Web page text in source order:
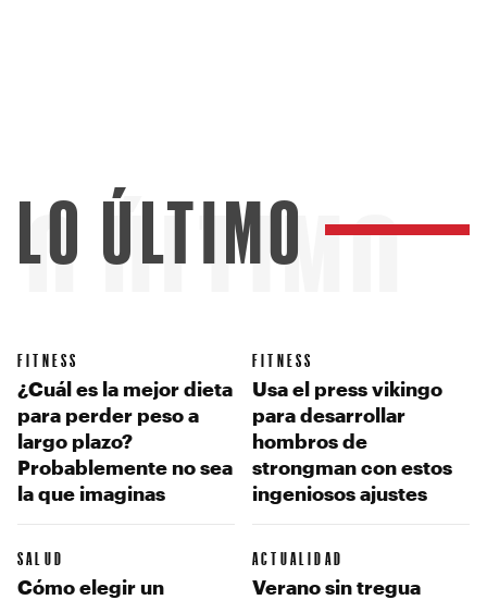
ÚLTIMO
LO ÚLTIMO
FITNESS
¿Cuál es la mejor dieta
para perder peso a
largo plazo?
Probablemente no sea
la que imaginas
FITNESS
Usa el press vikingo
para desarrollar
hombros de
strongman con estos
ingeniosos ajustes
SALUD
Cómo elegir un
ACTUALIDAD
Verano sin tregua